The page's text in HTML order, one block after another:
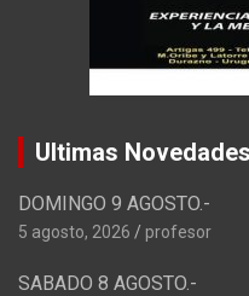
Ultimas Novedades
DOMINGO 9 AGOSTO.-
5 agosto, 2026 profesor
SABADO 8 AGOSTO.-